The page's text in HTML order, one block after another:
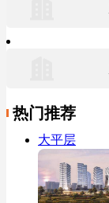
热门推荐
大平层